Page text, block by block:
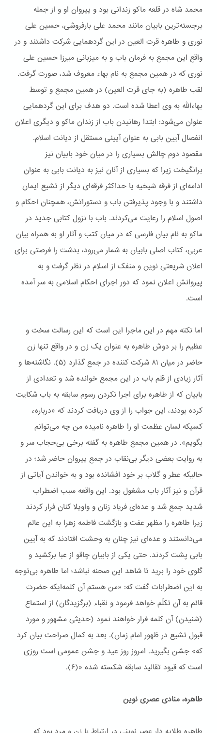
محمد شاه در قلعه ماکو زندانی بود و پیروان او و از جمله
برجسته‌ترین بابیان مانند محمد علی بارفروشی، حسین علی
نوری و طاهره قرت العین در این گردهمایی شرکت داشتند و در
واقع این مجمع به فرمان باب و به میزبانی میرزا حسین علی
نوری که در همین مجمع به نام بهاء معروف شد، صورت گرفت.
لقب طاهره (به جای قرت العین) در همین مجمع و توسط
بهاءالله به وی اعطا شده است. دو هدف برای این گردهمایی
عنوان می‌شود: ابتدا رهانیدن باب از زندان ماکو و دیگری اعلان
انفصال آیین بابی به عنوان آیینی مستقل از دیانت اسلام.
مقصود دوم چالش بسیاری را در میان خود بابیان نیز
برانگیخت زیرا که بسیاری از آنان نیز به دیانت بابی به عنوان
ادامه‌ای از فرقه شیخیه یا حداکثر فرقه‌ای دیگر از تشیع ایمان
داشتند و با وجود پذیرفتن باب و دستوراتش، همچنان احکام و
اصول اسلام را رعایت می‌کردند. باب با نزول کتابی جدید در
ماکو به نام بیان فارسی که در میان کتب و آثار او به همراه بیان
عربی، کتاب اصلی بابیان به شمار می‌رود، بدشت را فرصتی برای
اعلان شریعتی نوین و منفک از اسلام در نظر گرفت و به
پیروانش اعلان نمود که دور اجرای احکام اسلامی به سر آمده
است.
اما نکته مهم در این ماجرا این است که این رسالت سخت و
عظیم را بر دوش طاهره به عنوان یک زن و در واقع تنها زن
حاضر در میان ۸۱ شرکت کننده در جمع گذارد (۵). نگاشته‌ها و
آثار زیادی از قلم باب در این مجمع خوانده شد و تعدادی از
بابیان که از طاهره برای اجرا نکردن رسوم سابقه به باب شکایت
کرده بودند، این جواب را از وی دریافت کردند که «دربارهء
کسیکه لسان عظمت او را طاهره نامیده من چه می‌توانم
بگویم». در همین مجمع طاهره به گفته برخی بی‌حجاب سر و
به روایت بعضی دیگر بی‌نقاب در جمع پیروان حاضر شد؛ در
حالیکه عطر و گلاب بر خود افشانده بود و به خواندن آیاتی از
قرآن و نیز آثار باب مشغول بود. این واقعه سبب اضطراب
شدید جمع شد و عده‌ای فریاد زنان و واویلا کنان فرار کردند
زیرا طاهره را مظهر عفت و بازگشت فاطمه زهرا به این عالم
می‌دانستند و عده‌ای نیز چنان به وحشت افتادند که به آیین
بابی پشت کردند. حتی یکی از بابیان چاقو از عبا برکشید و
گلوی خود را برید تا شاهد این صحنه نباشد؛ اما طاهره بی‌توجه
به این اضطرابات گفت که: «من هستم آن کلمه‌ایکه حضرت
قائم به آن تکلّم خواهد فرمود و نقباء (برگزیدگان) از استماع
(شنیدن) آن کلمه فرار خواهند نمود (حدیثی مشهور و مورد
قبول تشیع در ظهور امام زمان). بعد به کمال صراحت بیان کرد
که» جشن بگیرید. امروز روز عید و جشن عمومی است روزی
است که قیود تقالید سابقه شکسته شده «(۶).
طاهره، منادی عصری نوین